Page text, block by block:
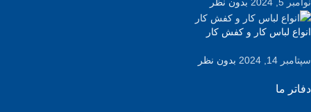
انواع لباس کار و کفش کار
سپتامبر 14, 2024 بدون نظر
دفاتر ما